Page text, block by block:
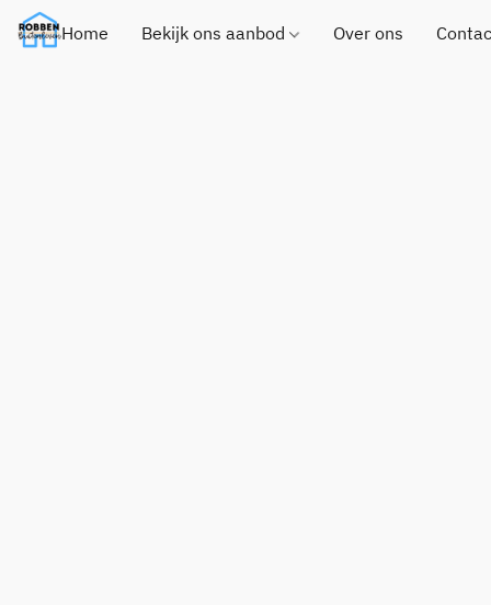
Home Bekijk ons aanbod Over ons